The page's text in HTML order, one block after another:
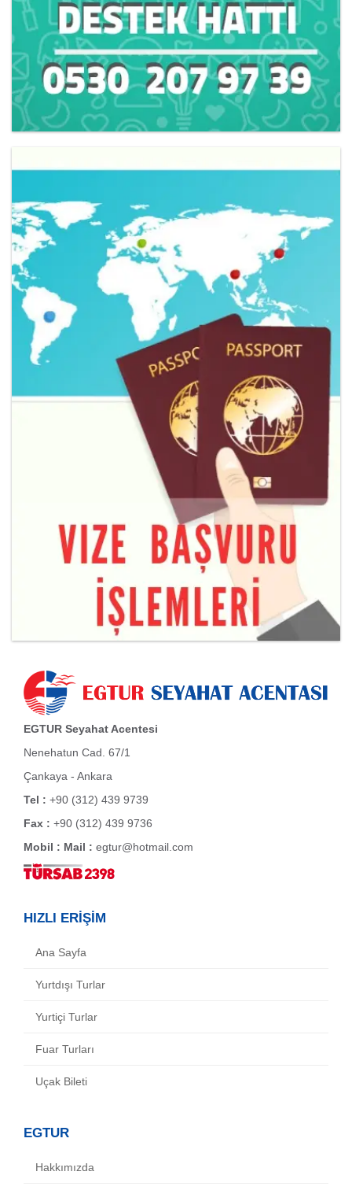
EGTUR Seyahat Acentesi
Nenehatun Cad. 67/1
Çankaya - Ankara
Tel : +90 (312) 439 9739
Fax : +90 (312) 439 9736
Mobil : Mail : egtur@hotmail.com
HIZLI ERİŞİM
Ana Sayfa
Yurtdışı Turlar
Yurtiçi Turlar
Fuar Turları
Uçak Bileti
EGTUR
Hakkımızda